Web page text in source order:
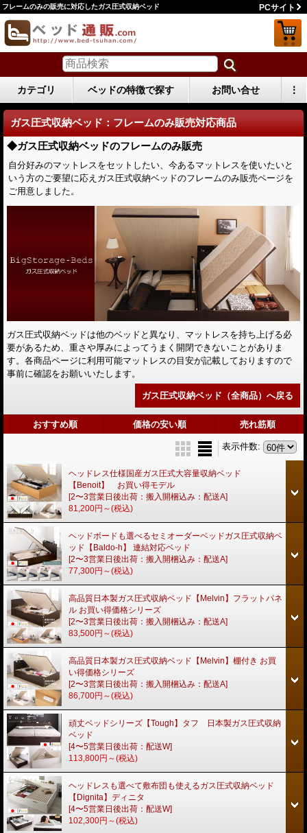
フレームのみの販売に対応したガス圧式収納ベッド PCサイト
カテゴリ ベッドの特徴で探す お問い合せ ⋮
ガス圧式収納ベッド：フレームのみ販売対応商品
◆ガス圧式収納ベッドのフレームのみ販売
自分好みのマットレスをセットしたい、今あるマットレスを使いたいと
いう方のご要望に応えガス圧式収納ベッドのフレームのみ販売ページを
ご用意しました。
ガス圧式収納ベッドは他のベッドと異なり、マットレスを持ち上げる必
要があるため、重さや厚みによってうまく開閉できないことがありま
す。各商品ページに利用可能マットレスの目安が記載しておりますので
事前に確認をお願いいたします。
ガス圧式収納ベッド（全商品）へ戻る
おすすめ順 価格の安い順 売れ筋順
表示件数:
ヘッドレス仕様国産ガス圧式大容量収納ベッド
【Benoit】 お買い得モデル
[2〜3営業日後出荷：搬入開梱込み：配送A]
81,200円～(税込)
ヘッドボードも選べるセミオーダーベッドガス圧式収納ベ
ッド【Baldo-h】 連結対応ベッド
[2〜3営業日後出荷：搬入開梱込み：配送A]
77,300円～(税込)
高品質日本製ガス圧式収納ベッド【Melvin】フラットパネ
ル お買い得価格シリーズ
[2〜3営業日後出荷：搬入開梱込み：配送A]
83,500円～(税込)
高品質日本製ガス圧式収納ベッド【Melvin】棚付き お買
い得価格シリーズ
[2〜3営業日後出荷：搬入開梱込み：配送A]
86,700円～(税込)
頑丈ベッドシリーズ【Tough】タフ 日本製ガス圧式収納
ベッド
[4〜5営業日後出荷：配送W]
113,800円～(税込)
ヘッドレスも選べて敷布団も使えるガス圧式収納ベッド
【Dignita】ディニタ
[4〜5営業日後出荷：配送W]
102,300円～(税込)